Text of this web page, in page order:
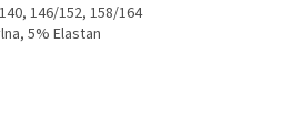
146/152, 158/164
5% Elastan